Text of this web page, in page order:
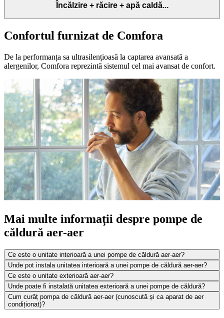
Încălzire + răcire + apă caldă...
Confortul furnizat de Comfora
De la performanța sa ultrasilențioasă la captarea avansată a
alergenilor, Comfora reprezintă sistemul cel mai avansat de confort.
Mai multe informații despre pompe de
căldură aer-aer
Ce este o unitate interioară a unei pompe de căldură aer-aer?
Unde pot instala unitatea interioară a unei pompe de căldură aer-aer?
Ce este o unitate exterioară aer-aer?
Unde poate fi instalată unitatea exterioară a unei pompe de căldură?
Cum curăț pompa de căldură aer-aer (cunoscută și ca aparat de aer
condiționat)?